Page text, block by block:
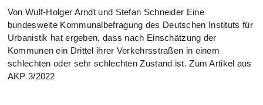
Von Wulf-Holger Arndt und Stefan Schneider Eine
bundesweite Kommunalbefragung des Deutschen Instituts für
Urbanistik hat ergeben, dass nach Einschätzung der
Kommunen ein Drittel ihrer Verkehrsstraßen in einem
schlechten oder sehr schlechten Zustand ist. Zum Artikel aus
AKP 3/2022